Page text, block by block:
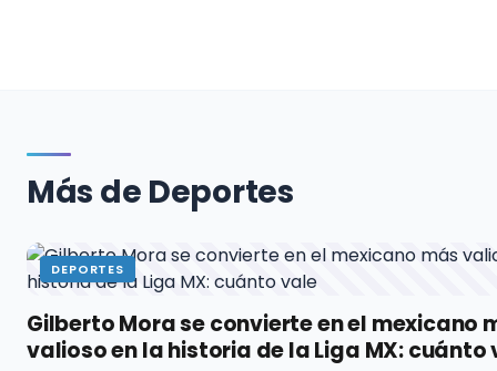
Más de Deportes
DEPORTES
Gilberto Mora se convierte en el mexicano
valioso en la historia de la Liga MX: cuánto